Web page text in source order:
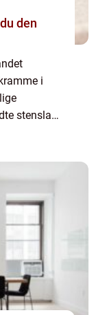
i
stenslag,